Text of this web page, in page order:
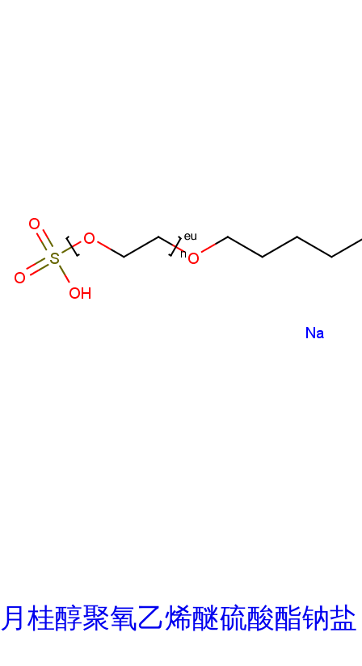
月桂醇聚氧乙烯醚硫酸酯钠盐